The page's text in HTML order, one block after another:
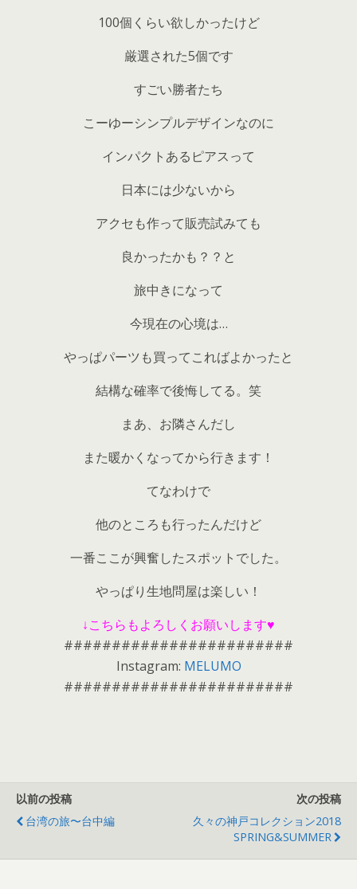
100個くらい欲しかったけど
厳選された5個です
すごい勝者たち
こーゆーシンプルデザインなのに
インパクトあるピアスって
日本には少ないから
アクセも作って販売試みても
良かったかも？？と
旅中きになって
今現在の心境は…
やっぱパーツも買ってこればよかったと
結構な確率で後悔してる。笑
まあ、お隣さんだし
また暖かくなってから行きます！
てなわけで
他のところも行ったんだけど
一番ここが興奮したスポットでした。
やっぱり生地問屋は楽しい！
↓こちらもよろしくお願いします♥
########################
Instagram: MELUMO
########################
以前の投稿
台湾の旅〜台中編
次の投稿
久々の神戸コレクション2018
SPRING&SUMMER